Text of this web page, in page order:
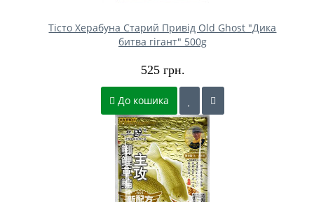
Тісто Херабуна Старий Привід Old Ghost "Дика
битва гігант" 500g
525 грн.
До кошика